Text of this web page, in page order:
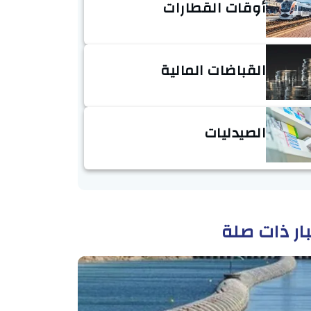
أوقات القطارات
القباضات المالية
الصيدليات
ذات صلة